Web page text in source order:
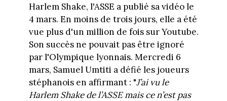
Harlem Shake, l'ASSE a publié sa vidéo le
4 mars. En moins de trois jours, elle a été
vue plus d'un million de fois sur Youtube.
Son succès ne pouvait pas être ignoré
par l'Olympique lyonnais. Mercredi 6
mars, Samuel Umtiti a défié les joueurs
stéphanois en affirmant : "J’ai vu le
Harlem Shake de l’ASSE mais ce n’est pas